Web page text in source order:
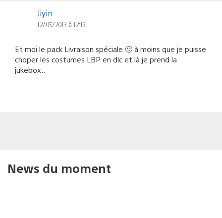
Jiyin
12/05/2013 à 12:19
Et moi le pack Livraison spéciale 🙂 à moins que je puisse
choper les costumes LBP en dlc et là je prend la
jukebox..
News du moment